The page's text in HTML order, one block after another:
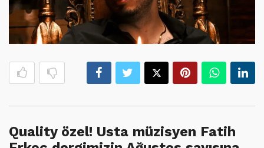
Quality özel! Usta müzisyen Fatih